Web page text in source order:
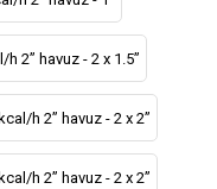
h 2” havuz - 2 x 1.5”
h 2” havuz - 2 x 2”
h 2” havuz - 2 x 2”